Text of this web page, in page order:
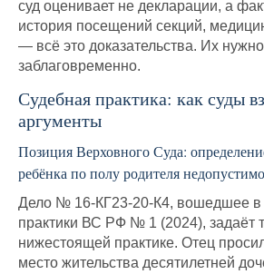
суд оценивает не декларации, а
история посещений секций,
— всё это доказательства. Их
заблаговременно.
Судебная практика: как суды
аргументы
Позиция Верховного Суда:
ребёнка по полу родителя недопустимо
Дело № 16-КГ23-20-К4, вошедшее в
практики ВС РФ № 1 (2024), задаёт
нижестоящей практике. Отец
место жительства десятилетней